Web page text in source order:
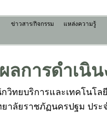
ข่าวสาร/กิจกรรม แหล่งความรู้
ผลการดำเนิ
วิทยบริการและเทคโนโล
าลัยราชภัฏนครปฐม ประ